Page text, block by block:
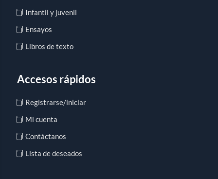
Infantil y juvenil
Ensayos
Libros de texto
Accesos rápidos
Registrarse/iniciar
Mi cuenta
Contáctanos
Lista de deseados